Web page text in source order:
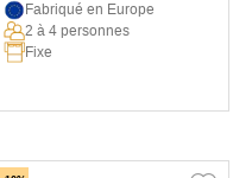
Fabriqué en Europe
2 à 4 personnes
Fixe